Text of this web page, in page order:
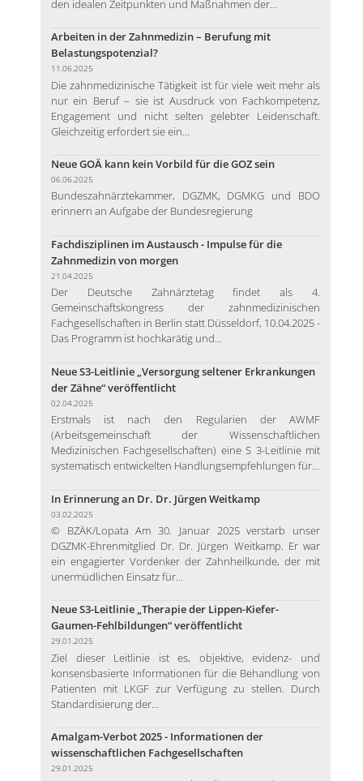
den idealen Zeitpunkten und Maßnahmen der...
Arbeiten in der Zahnmedizin – Berufung mit
Belastungspotenzial?
11.06.2025
Die zahnmedizinische Tätigkeit ist für viele weit mehr als
nur ein Beruf – sie ist Ausdruck von Fachkompetenz,
Engagement und nicht selten gelebter Leidenschaft.
Gleichzeitig erfordert sie ein...
Neue GOÄ kann kein Vorbild für die GOZ sein
06.06.2025
Bundeszahnärztekammer, DGZMK, DGMKG und BDO
erinnern an Aufgabe der Bundesregierung
Fachdisziplinen im Austausch - Impulse für die
Zahnmedizin von morgen
21.04.2025
Der Deutsche Zahnärztetag findet als 4.
Gemeinschaftskongress der zahnmedizinischen
Fachgesellschaften in Berlin statt Düsseldorf, 10.04.2025 -
Das Programm ist hochkarätig und...
Neue S3-Leitlinie „Versorgung seltener Erkrankungen
der Zähne“ veröffentlicht
02.04.2025
Erstmals ist nach den Regularien der AWMF
(Arbeitsgemeinschaft der Wissenschaftlichen
Medizinischen Fachgesellschaften) eine S 3-Leitlinie mit
systematisch entwickelten Handlungsempfehlungen für...
In Erinnerung an Dr. Dr. Jürgen Weitkamp
03.02.2025
© BZÄK/Lopata Am 30. Januar 2025 verstarb unser
DGZMK-Ehrenmitglied Dr. Dr. Jürgen Weitkamp. Er war
ein engagierter Vordenker der Zahnheilkunde, der mit
unermüdlichen Einsatz für...
Neue S3-Leitlinie „Therapie der Lippen-Kiefer-
Gaumen-Fehlbildungen“ veröffentlicht
29.01.2025
Ziel dieser Leitlinie ist es, objektive, evidenz- und
konsensbasierte Informationen für die Behandlung von
Patienten mit LKGF zur Verfügung zu stellen. Durch
Standardisierung der...
Amalgam-Verbot 2025 - Informationen der
wissenschaftlichen Fachgesellschaften
29.01.2025